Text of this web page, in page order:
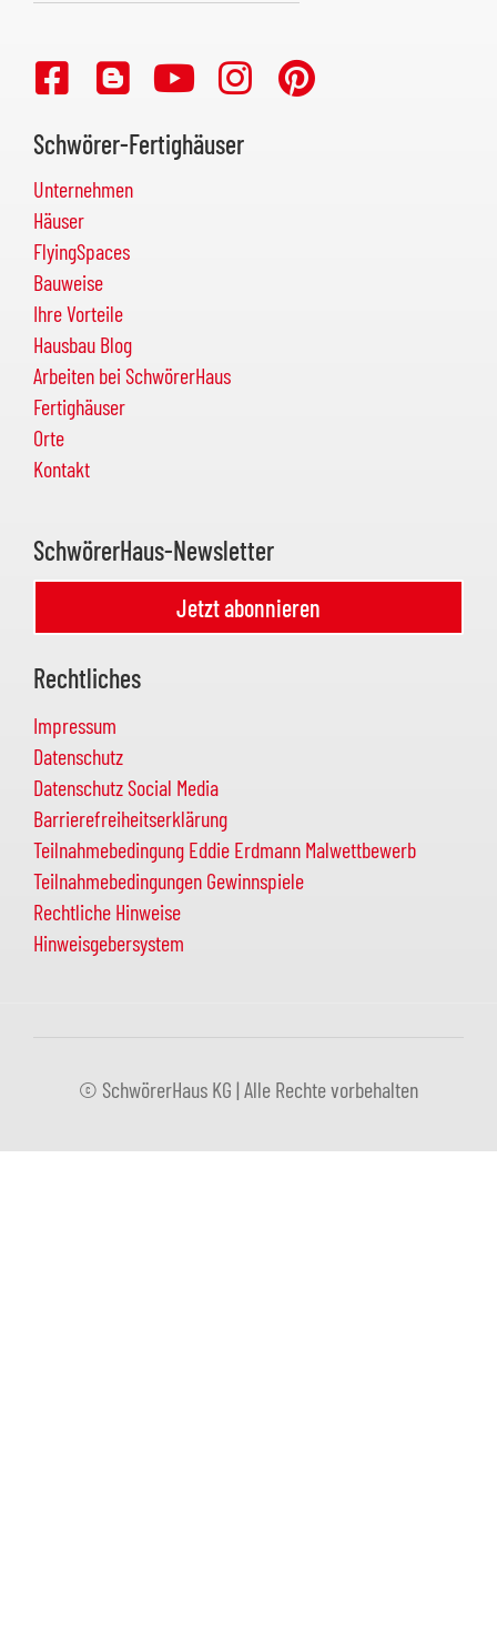
Schwörer-Fertighäuser
Unternehmen
Häuser
FlyingSpaces
Bauweise
Ihre Vorteile
Hausbau Blog
Arbeiten bei SchwörerHaus
Fertighäuser
Orte
Kontakt
SchwörerHaus-Newsletter
Jetzt abonnieren
Rechtliches
Impressum
Datenschutz
Datenschutz Social Media
Barrierefreiheitserklärung
Teilnahmebedingung Eddie Erdmann Malwettbewerb
Teilnahmebedingungen Gewinnspiele
Rechtliche Hinweise
Hinweisgebersystem
© SchwörerHaus KG | Alle Rechte vorbehalten